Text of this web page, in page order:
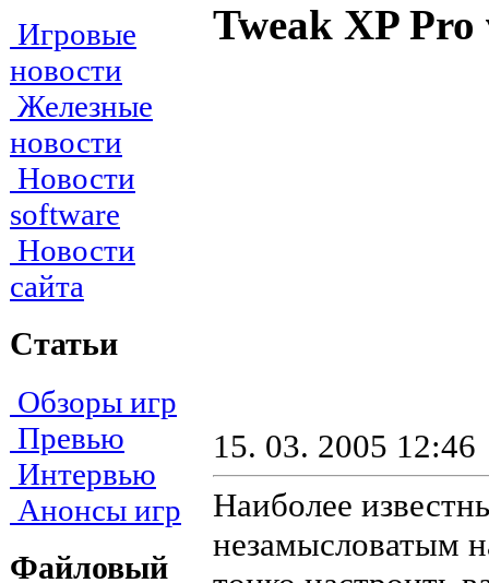
Игровые
новости
Железные
новости
Новости
software
Новости
сайта
Статьи
Обзоры игр
Превью
Интервью
Анонсы игр
Файловый
Tweak XP Pro
15. 03. 2005 12:46
Наиболее
незамысловатым